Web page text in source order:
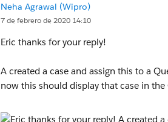
Neha Agrawal (Wipro)
7 de febrero de 2020 14:10
Eric thanks for your reply!
A created a case and assign this to a
now this should display that case in the